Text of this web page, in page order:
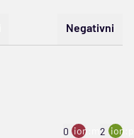
Negativni
0 ion:minus
2